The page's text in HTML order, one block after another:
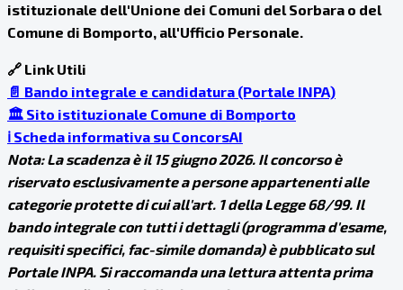
istituzionale dell'Unione dei Comuni del Sorbara o del
Comune di Bomporto, all'Ufficio Personale.
🔗 Link Utili
📄 Bando integrale e candidatura (Portale INPA)
🏛️ Sito istituzionale Comune di Bomporto
ℹ️ Scheda informativa su ConcorsAI
Nota: La scadenza è il 15 giugno 2026. Il concorso è
riservato esclusivamente a persone appartenenti alle
categorie protette di cui all'art. 1 della Legge 68/99. Il
bando integrale con tutti i dettagli (programma d'esame,
requisiti specifici, fac-simile domanda) è pubblicato sul
Portale INPA. Si raccomanda una lettura attenta prima